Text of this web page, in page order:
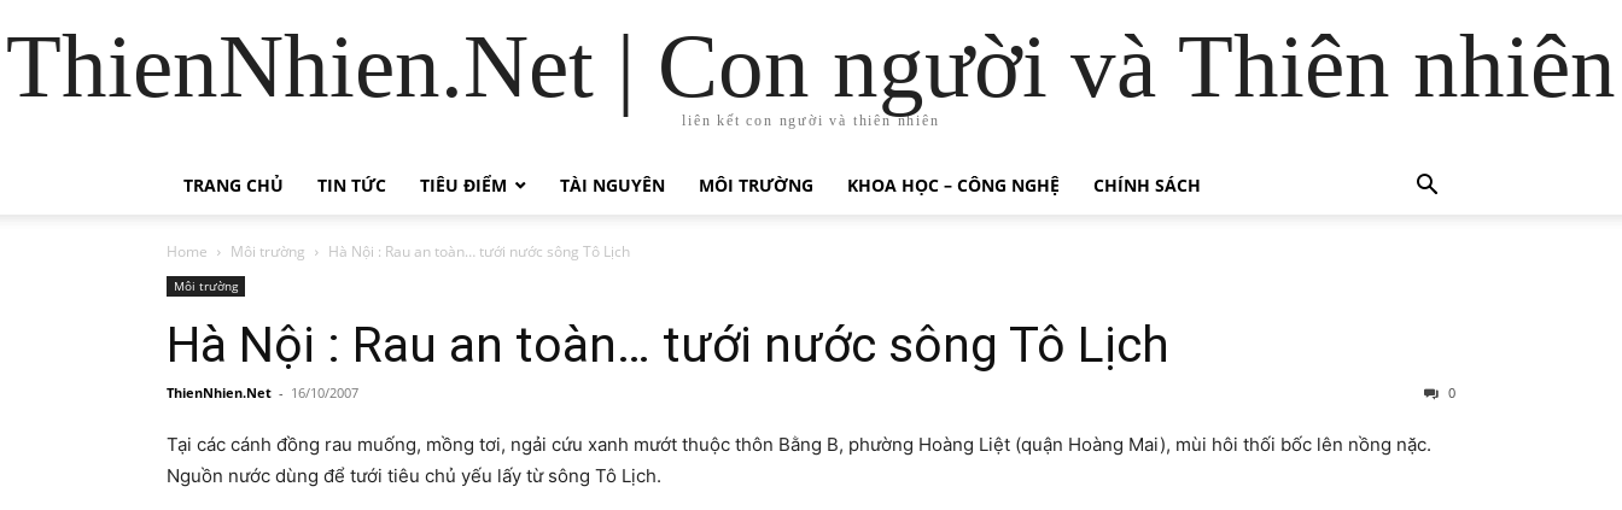
ThienNhien.Net | Con người và Thiên nhiên
liên kết con người và thiên nhiên
TRANG CHỦ TIN TỨC TIÊU ĐIỂM TÀI NGUYÊN MÔI TRƯỜNG KHOA HỌC – CÔNG NGHỆ CHÍNH SÁCH
Home Môi trường Hà Nội : Rau an toàn… tưới nước sông Tô Lịch
Môi trường
Hà Nội : Rau an toàn… tưới nước sông Tô Lịch
ThienNhien.Net - 16/10/2007 0
Tại các cánh đồng rau muống, mồng tơi, ngải cứu xanh mướt thuộc thôn Bằng B, phường Hoàng Liệt (quận Hoàng Mai), mùi hôi thối bốc lên nồng nặc.
Nguồn nước dùng để tưới tiêu chủ yếu lấy từ sông Tô Lịch.